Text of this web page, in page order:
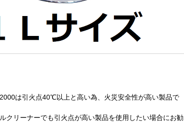
は引火点40℃以上と高い為、火災安全性が高い製品で
クリーナーでも引火点が高い製品を使用したい場合にお勧